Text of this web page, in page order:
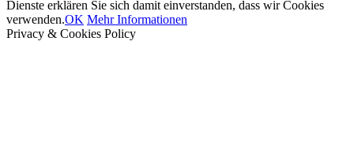
Dienste erklären Sie sich damit einverstanden, dass wir Cookies
verwenden.OK Mehr Informationen
Privacy & Cookies Policy